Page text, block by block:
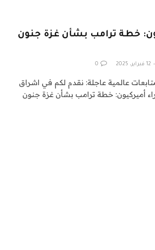
خطة ترامب بشأن غزة جنون
12 فبراير، 2025 0
العالم 24 متابعات عالمية عاجلة: نقدم لكم في اشراق
“خبراء أميركيون: خطة ترامب بشأن غزة جنون